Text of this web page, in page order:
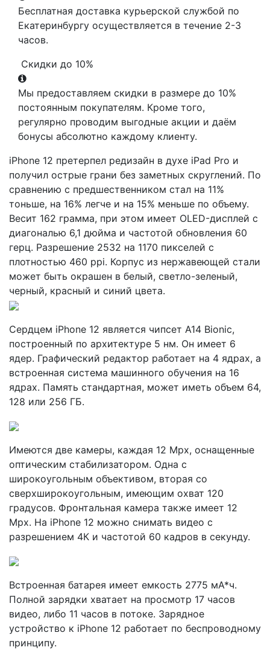
Бесплатная доставка курьерской службой по
Екатеринбургу осуществляется в течение 2-3
часов.
Скидки до 10%
Мы предоставляем скидки в размере до 10%
постоянным покупателям. Кроме того,
регулярно проводим выгодные акции и даём
бонусы абсолютно каждому клиенту.
iPhone 12 претерпел редизайн в духе iPad Pro и
получил острые грани без заметных скруглений. По
сравнению с предшественником стал на 11%
тоньше, на 16% легче и на 15% меньше по объему.
Весит 162 грамма, при этом имеет OLED-дисплей с
диагональю 6,1 дюйма и частотой обновления 60
герц. Разрешение 2532 на 1170 пикселей с
плотностью 460 ppi. Корпус из нержавеющей стали
может быть окрашен в белый, светло-зеленый,
черный, красный и синий цвета.
Сердцем iPhone 12 является чипсет A14 Bionic,
построенный по архитектуре 5 нм. Он имеет 6
ядер. Графический редактор работает на 4 ядрах, а
встроенная система машинного обучения на 16
ядрах. Память стандартная, может иметь объем 64,
128 или 256 ГБ.
Имеются две камеры, каждая 12 Mpx, оснащенные
оптическим стабилизатором. Одна с
широкоугольным объективом, вторая со
сверхширокоугольным, имеющим охват 120
градусов. Фронтальная камера также имеет 12
Mpx. На iPhone 12 можно снимать видео с
разрешением 4К и частотой 60 кадров в секунду.
Встроенная батарея имеет емкость 2775 мА*ч.
Полной зарядки хватает на просмотр 17 часов
видео, либо 11 часов в потоке. Зарядное
устройство к iPhone 12 работает по беспроводному
принципу.